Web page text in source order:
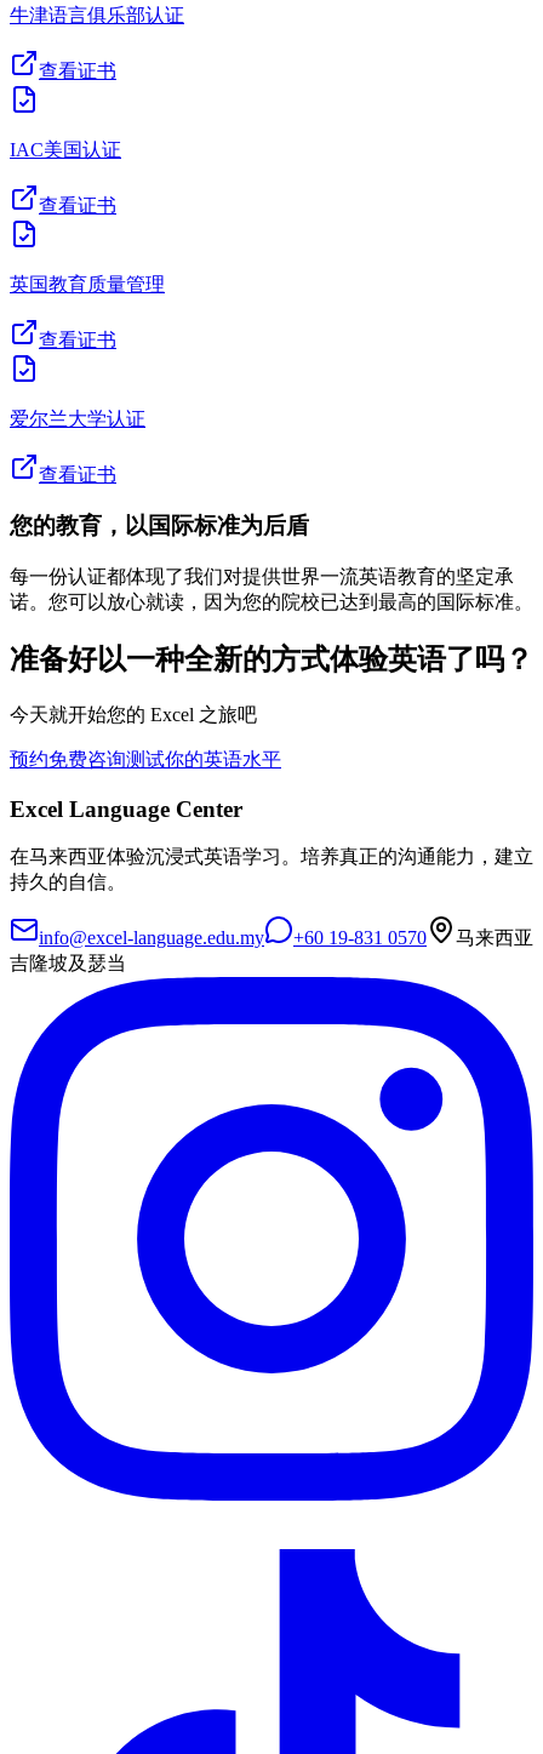
牛津语言俱乐部认证
查看证书
IAC美国认证
查看证书
英国教育质量管理
查看证书
爱尔兰大学认证
查看证书
您的教育，以国际标准为后盾
每一份认证都体现了我们对提供世界一流英语教育的坚定承
诺。您可以放心就读，因为您的院校已达到最高的国际标准。
准备好以一种全新的方式体验英语了吗？
今天就开始您的 Excel 之旅吧
预约免费咨询测试你的英语水平
Excel Language Center
在马来西亚体验沉浸式英语学习。培养真正的沟通能力，建立
持久的自信。
info@excel-language.edu.my +60 19-831 0570
马来西亚
吉隆坡及瑟当